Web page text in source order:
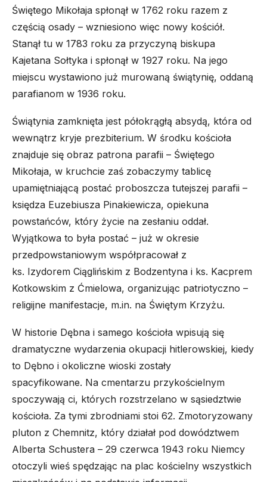
Świętego Mikołaja spłonął w 1762 roku razem z
częścią osady – wzniesiono więc nowy kościół.
Stanął tu w 1783 roku za przyczyną biskupa
Kajetana Sołtyka i spłonął w 1927 roku. Na jego
miejscu wystawiono już murowaną świątynię, oddaną
parafianom w 1936 roku.
Świątynia zamknięta jest półokrągłą absydą, która od
wewnątrz kryje prezbiterium. W środku kościoła
znajduje się obraz patrona parafii – Świętego
Mikołaja, w kruchcie zaś zobaczymy tablicę
upamiętniającą postać proboszcza tutejszej parafii –
księdza Euzebiusza Pinakiewicza, opiekuna
powstańców, który życie na zesłaniu oddał.
Wyjątkowa to była postać – już w okresie
przedpowstaniowym współpracował z
ks. Izydorem Ciąglińskim z Bodzentyna i ks. Kacprem
Kotkowskim z Ćmielowa, organizując patriotyczno –
religijne manifestacje, m.in. na Świętym Krzyżu.
W historie Dębna i samego kościoła wpisują się
dramatyczne wydarzenia okupacji hitlerowskiej, kiedy
to Dębno i okoliczne wioski zostały
spacyfikowane. Na cmentarzu przykościelnym
spoczywają ci, których rozstrzelano w sąsiedztwie
kościoła. Za tymi zbrodniami stoi 62. Zmotoryzowany
pluton z Chemnitz, który działał pod dowództwem
Alberta Schustera – 29 czerwca 1943 roku Niemcy
otoczyli wieś spędzając na plac kościelny wszystkich